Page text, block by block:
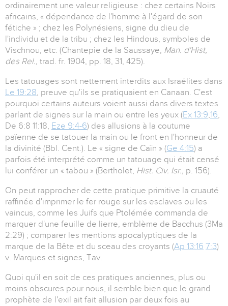
ordinairement une valeur religieuse : chez certains Noirs
africains, « dépendance de l'homme à l'égard de son
fétiche » ; chez les Polynésiens, signe du dieu de
l'individu et de la tribu ; chez les Hindous, symboles de
Vischnou, etc. (Chantepie de la Saussaye, Man. d'Hist,
des Rel., trad. fr. 1904, pp. 18, 31, 425).
Les tatouages sont nettement interdits aux Israélites dans
Le 19:28, preuve qu'ils se pratiquaient en Canaan. C'est
pourquoi certains auteurs voient aussi dans divers textes
parlant de signes sur la main ou entre les yeux (Ex 13:9,16,
De 6:8 11:18, Eze 9:4-6) des allusions à la coutume
païenne de se tatouer la main ou le front en l'honneur de
la divinité (Bbl. Cent.). Le « signe de Caïn » (Ge 4:15) a
parfois été interprété comme un tatouage qui était censé
lui conférer un « tabou » (Bertholet, Hist. Civ. Isr., p. 156).
On peut rapprocher de cette pratique primitive la cruauté
raffinée d'imprimer le fer rouge sur les esclaves ou les
vaincus, comme les Juifs que Ptolémée commanda de
marquer d'une feuille de lierre, emblème de Bacchus (3Ma
2:29) ; comparer les mentions apocalyptiques de la
marque de la Bête et du sceau des croyants (Ap 13:16 7:3)
v. Marques et signes, Tav.
Quoi qu'il en soit de ces pratiques anciennes, plus ou
moins obscures pour nous, il semble bien que le grand
prophète de l'exil ait fait allusion par deux fois au